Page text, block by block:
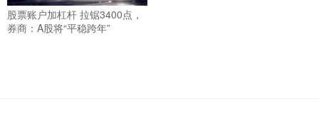
股票账户加杠杆 拉锯3400点，
券商：A股将“平稳跨年”